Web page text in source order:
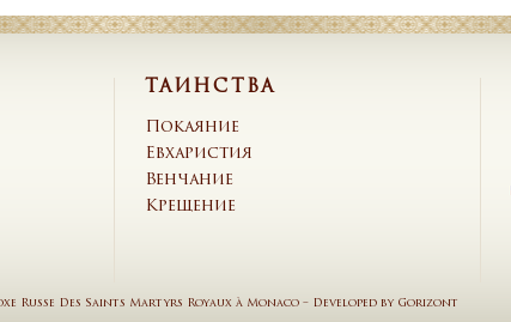
ТАИНСТВА
Покаяние
Евхаристия
Венчание
Крещение
Russe Des Saints Martyrs Royaux à Monaco – Developed by Gorizont